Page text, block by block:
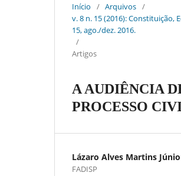
Início / Arquivos /
v. 8 n. 15 (2016): Constituição,
15, ago./dez. 2016.
/
Artigos
A AUDIÊNCIA
PROCESSO
Lázaro Alves Martins
FADISP